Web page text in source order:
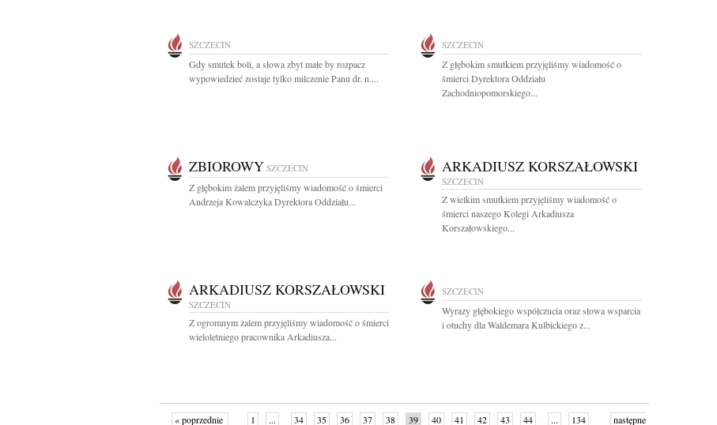
SZCZECIN
Gdy smutek boli, a słowa zbyt małe by rozpacz
wypowiedzieć zostaje tylko milczenie Panu dr. n....
SZCZECIN
Z głębokim smutkiem przyjęliśmy wiadomość o
śmierci Dyrektora Oddziału
Zachodniopomorskiego...
ZBIOROWY SZCZECIN
Z głębokim żalem przyjęliśmy wiadomość o śmierci
Andrzeja Kowalczyka Dyrektora Oddziału...
ARKADIUSZ KORSZAŁOWSKI
SZCZECIN
Z wielkim smutkiem przyjęliśmy wiadomość o
śmierci naszego Kolegi Arkadiusza
Korszałowskiego...
ARKADIUSZ KORSZAŁOWSKI
SZCZECIN
Z ogromnym żalem przyjęliśmy wiadomość o śmierci
wieloletniego pracownika Arkadiusza...
SZCZECIN
Wyrazy głębokiego współczucia oraz słowa wsparcia
i otuchy dla Waldemara Kulbickiego z...
« poprzednie 1 ... 34 35 36 37 38 39 40 41 42 43 44 ... 134 następne